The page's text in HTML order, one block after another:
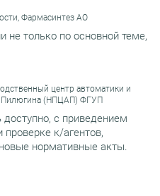
Фармасинтез АО
не только по основной теме,
центр автоматики и
(НПЦАП) ФГУП
с приведением
к/агентов,
нормативные акты.